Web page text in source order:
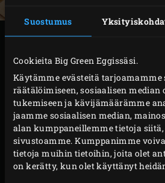
Suostumus
Cookieita Big Green Eggissäsi.
Käytämme evästeitä tarjoamamme
räätälöimiseen, sosiaalisen
tukemiseen ja kävijämäärämme
jaamme sosiaalisen median,
alan kumppaneillemme tietoja
sivustoamme. Kumppanimme
tietoja muihin tietoihin, joita olet
on kerätty, kun olet käyttänyt
Kuumenna valurautakasari
kasarissa. Lisää salottisipuli
läpikuultavaa, noin 5
ja paista noin 5 minuuttia.
Kaada maito kasariin ja
tasainen. Lisää cheddar-
sekoita, kunnes ne ovat